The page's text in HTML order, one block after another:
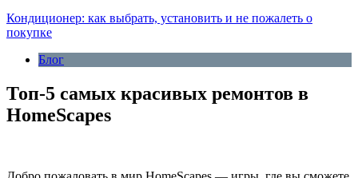
Кондиционер: как выбрать, установить и не пожалеть о
покупке
Блог
Топ-5 самых красивых ремонтов в
HomeScapes